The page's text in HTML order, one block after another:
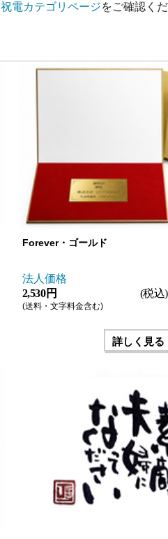
祝電カテゴリページをご確認く
Forever・ゴールド
法人価格
2,530 円
(税込)
(送料・文字料金含む)
詳しく見る